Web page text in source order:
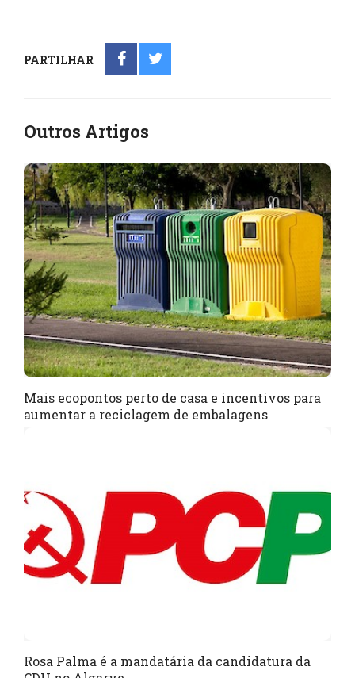
PARTILHAR
Outros Artigos
Mais ecopontos perto de casa e incentivos para
aumentar a reciclagem de embalagens
Rosa Palma é a mandatária da candidatura da